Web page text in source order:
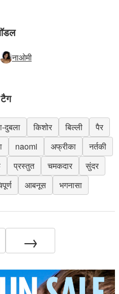
नाओमी
टैग
दुबला किशोर बिल्ली
पैर
naomi अफ्रीका
नर्तकी
प्रस्तुत चमकदार
सुंदर
आबनूस भगनासा
→